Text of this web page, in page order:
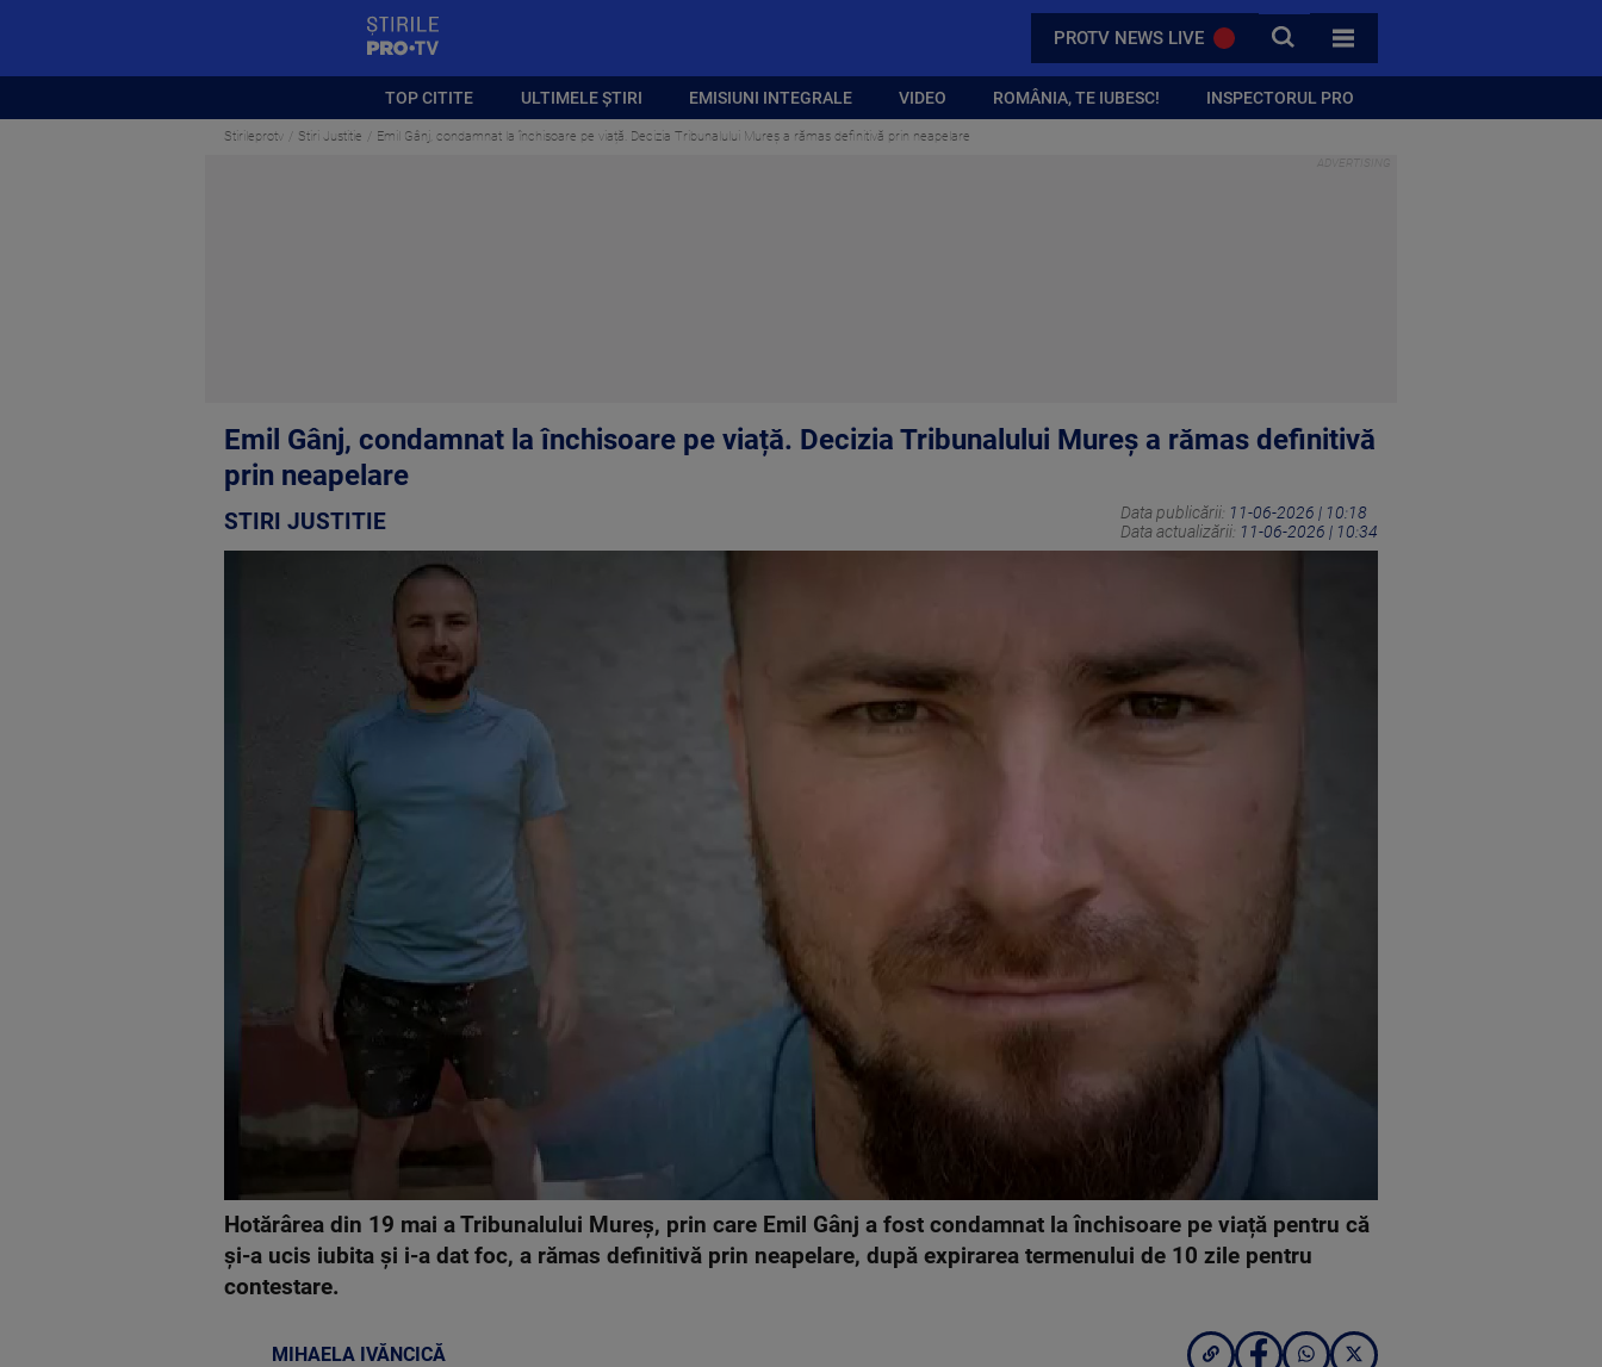
PROTV NEWS LIVE CAUTA
TOATE CATEGORIILE
TOP CITITE ULTIMELE ȘTIRI EMISIUNI INTEGRALE VIDEO ROMÂNIA, TE IUBESC! INSPECTORUL PRO
Stirileprotv Stiri Justitie Emil Gânj, condamnat la închisoare pe viață. Decizia Tribunalului Mureș a rămas definitivă prin neapelare
Emil Gânj, condamnat la închisoare pe viață. Decizia Tribunalului Mureș a rămas definitivă
prin neapelare
STIRI JUSTITIE Data publicării: 11-06-2026 | 10:18
Data actualizării: 11-06-2026 | 10:34
Hotărârea din 19 mai a Tribunalului Mureș, prin care Emil Gânj a fost condamnat la închisoare pe viață pentru că
și-a ucis iubita și i-a dat foc, a rămas definitivă prin neapelare, după expirarea termenului de 10 zile pentru
contestare.
MIHAELA IVĂNCICĂ